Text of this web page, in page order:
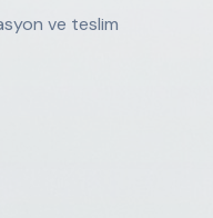
ve teslim